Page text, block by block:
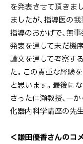
を発表させて頂きま
ましたが、指導医の
指導のおかげで、無
発表を通して未だ機
論文を通して考察す
た。この貴重な経験
と思います。最後に
さった仲瀬教授、一
化器内科学講座の先
＜鎌田優香さんのコ